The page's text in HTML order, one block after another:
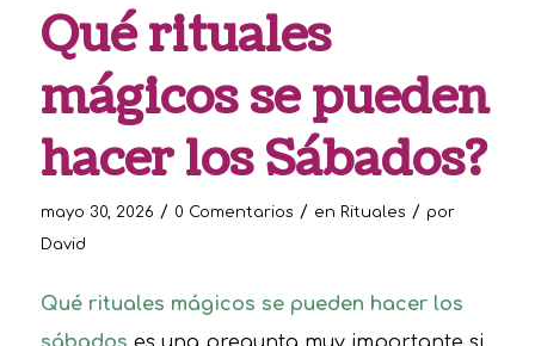
Qué rituales
mágicos se pueden
hacer los Sábados?
mayo 30, 2026 / 0 Comentarios / en Rituales / por
David
Qué rituales mágicos se pueden hacer los